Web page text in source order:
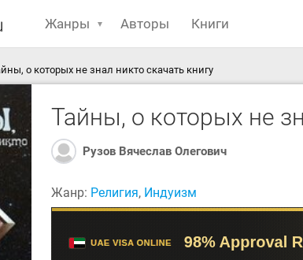
Жанры Авторы Книги
о которых не знал никто скачать книгу
Тайны, о которых не
Рузов Вячеслав Олегович
Жанр: Религия, Индуизм